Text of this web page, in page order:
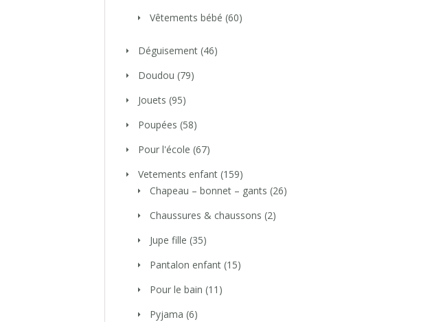
Vêtements bébé (60)
Déguisement (46)
Doudou (79)
Jouets (95)
Poupées (58)
Pour l'école (67)
Vetements enfant (159)
Chapeau – bonnet – gants (26)
Chaussures & chaussons (2)
Jupe fille (35)
Pantalon enfant (15)
Pour le bain (11)
Pyjama (6)